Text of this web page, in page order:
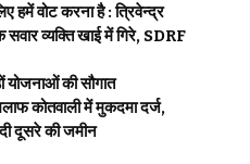
हमें वोट करना है : त्रिवेन्द्र
सवार व्यक्ति खाई में गिरे, SDRF
योजनाओं की सौगात
कोतवाली में मुकदमा दर्ज,
दूसरे की जमीन